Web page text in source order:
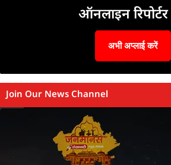
ऑनलाइन
अभी अप्लाई करें
Join Our News Channel